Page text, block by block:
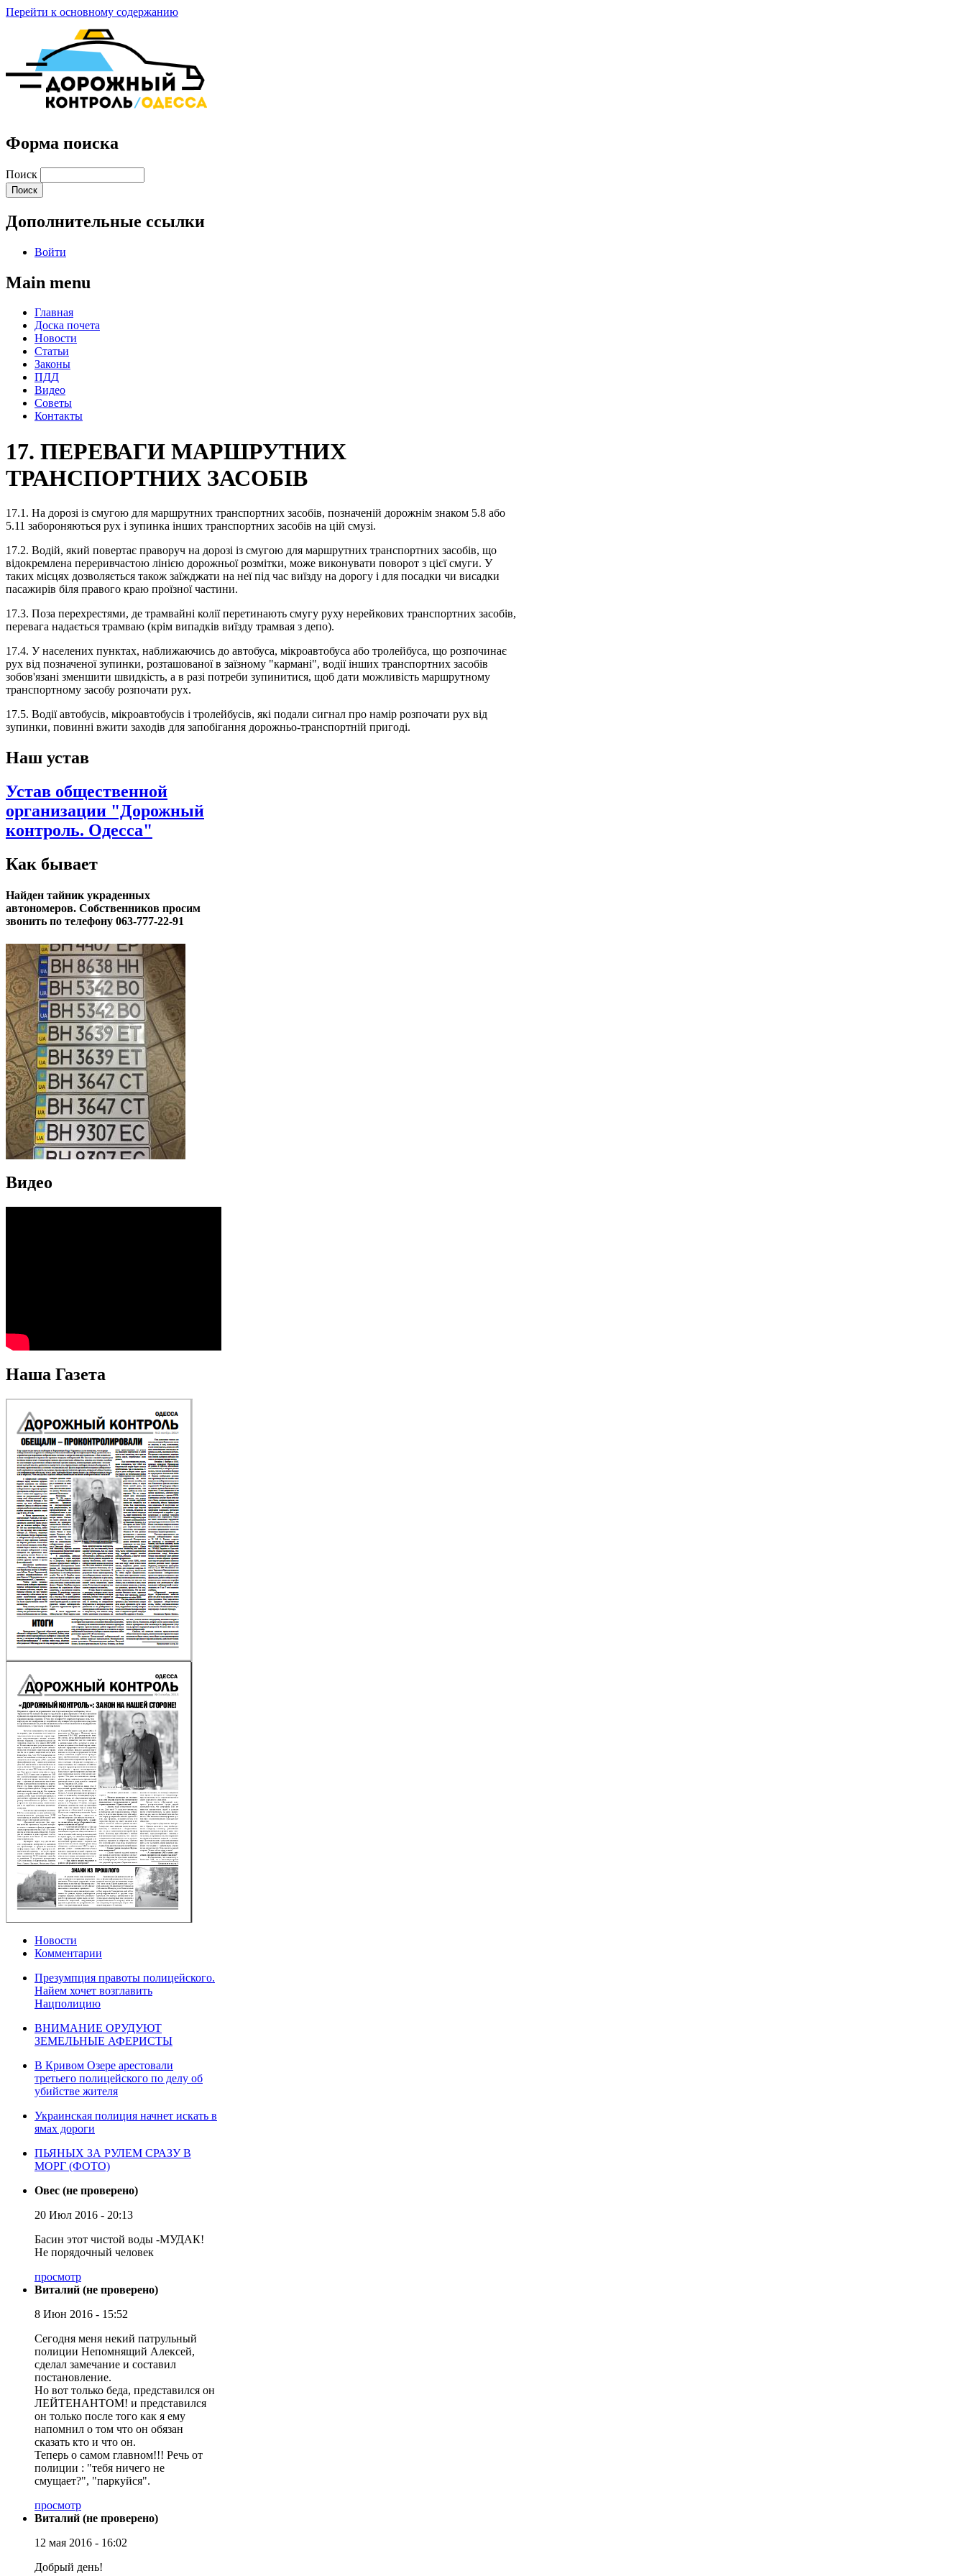
Перейти к основному содержанию
Форма поиска
Поиск
Дополнительные ссылки
Войти
Main menu
Главная
Доска почета
Новости
Статьи
Законы
ПДД
Видео
Советы
Контакты
17. ПЕРЕВАГИ МАРШРУТНИХ
ТРАНСПОРТНИХ ЗАСОБІВ
17.1. На дорозі із смугою для маршрутних транспортних засобів, позначеній дорожнім знаком 5.8 або
5.11 забороняються рух і зупинка інших транспортних засобів на цій смузі.
17.2. Водій, який повертає праворуч на дорозі із смугою для маршрутних транспортних засобів, що
відокремлена переривчастою лінією дорожньої розмітки, може виконувати поворот з цієї смуги. У
таких місцях дозволяється також заїжджати на неї під час виїзду на дорогу і для посадки чи висадки
пасажирів біля правого краю проїзної частини.
17.3. Поза перехрестями, де трамвайні колії перетинають смугу руху нерейкових транспортних засобів,
перевага надається трамваю (крім випадків виїзду трамвая з депо).
17.4. У населених пунктах, наближаючись до автобуса, мікроавтобуса або тролейбуса, що розпочинає
рух від позначеної зупинки, розташованої в заїзному "кармані", водії інших транспортних засобів
зобов'язані зменшити швидкість, а в разі потреби зупинитися, щоб дати можливість маршрутному
транспортному засобу розпочати рух.
17.5. Водії автобусів, мікроавтобусів і тролейбусів, які подали сигнал про намір розпочати рух від
зупинки, повинні вжити заходів для запобігання дорожньо-транспортній пригоді.
Наш устав
Устав общественной
организации "Дорожный
контроль. Одесса"
Как бывает
Найден тайник украденных
автономеров. Собственников просим
звонить по телефону 063-777-22-91
Видео
Наша Газета
Новости
Комментарии
Презумпция правоты полицейского.
Найем хочет возглавить
Нацполицию
ВНИМАНИЕ ОРУДУЮТ
ЗЕМЕЛЬНЫЕ АФЕРИСТЫ
В Кривом Озере арестовали
третьего полицейского по делу об
убийстве жителя
Украинская полиция начнет искать в
ямах дороги
ПЬЯНЫХ ЗА РУЛЕМ СРАЗУ В
МОРГ (ФОТО)
Овес (не проверено)
20 Июл 2016 - 20:13
Басин этот чистой воды -МУДАК!
Не порядочный человек
просмотр
Виталий (не проверено)
8 Июн 2016 - 15:52
Сегодня меня некий патрульный
полиции Непомнящий Алексей,
сделал замечание и составил
постановление.
Но вот только беда, представился он
ЛЕЙТЕНАНТОМ! и представился
он только после того как я ему
напомнил о том что он обязан
сказать кто и что он.
Теперь о самом главном!!! Речь от
полиции : "тебя ничего не
смущает?", "паркуйся".
просмотр
Виталий (не проверено)
12 мая 2016 - 16:02
Добрый день!